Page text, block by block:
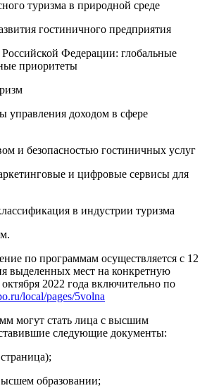
туризма в природной среде​
гостиничного предприятия
Российской Федерации: глобальные
приоритеты
управления доходом в сфере
и безопасностью гостиничных услуг
и цифровые сервисы для
в индустрии туризма
по программам осуществляется с 12
выделенных мест на конкретную
2022 года включительно по
local/pages/5volna
могут стать лица с высшим
следующие документы:
образовании;